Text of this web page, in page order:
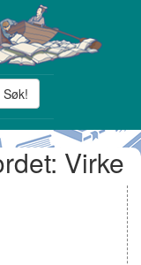
Søk!
Virke